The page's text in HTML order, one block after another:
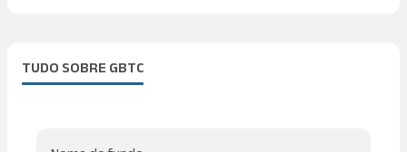
TUDO SOBRE GBTC